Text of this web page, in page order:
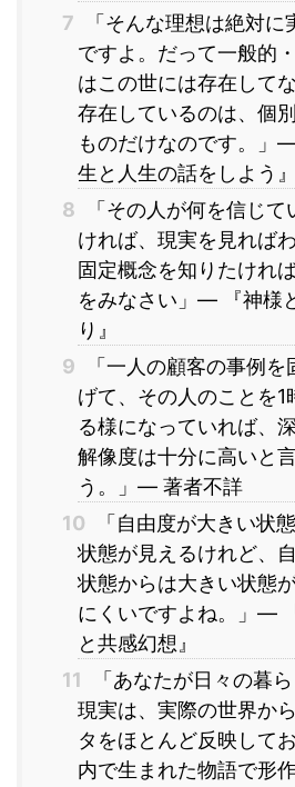
7
「そんな理想は絶対に
ですよ。だって一般的
はこの世には存在して
存在しているのは、個
ものだけなのです。」
生と人生の話をしよう』
8
「その人が何を信じて
ければ、現実を見れば
固定概念を知りたけれ
をみなさい」― 『神様
り』
9
「一人の顧客の事例を
げて、その人のことを1
る様になっていれば、
解像度は十分に高いと
う。」― 著者不詳
10
「自由度が大きい状
状態が見えるけれど、
状態からは大きい状態
にくいですよね。」―
と共感幻想』
11
「あなたが日々の暮
現実は、実際の世界か
タをほとんど反映して
内で生まれた物語で形